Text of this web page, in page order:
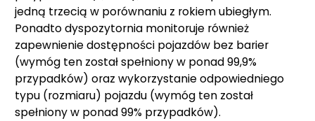
jedną trzecią w porównaniu z rokiem ubiegłym.
Ponadto dyspozytornia monitoruje również
zapewnienie dostępności pojazdów bez barier
(wymóg ten został spełniony w ponad 99,9%
przypadków) oraz wykorzystanie odpowiedniego
typu (rozmiaru) pojazdu (wymóg ten został
spełniony w ponad 99% przypadków).